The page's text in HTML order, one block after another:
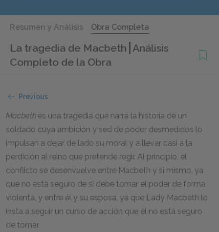
Resumen y Análisis Obra Completa
La tragedia de Macbeth Análisis
Completo de la Obra
Previous
Macbeth es una tragedia que narra la historia de un
soldado cuya ambición y sed de poder desmedidos lo
impulsan a dejar de lado su moral y a llevar casi a la
perdición al reino que pretende regir. Al principio, el
conflicto se desenvuelve entre Macbeth y sí mismo, ya
que no está seguro de si debe tomar el poder de forma
violenta, y entre él y su esposa, ya que Lady Macbeth lo
insta a seguir un curso de acción que él no está seguro
de tomar.